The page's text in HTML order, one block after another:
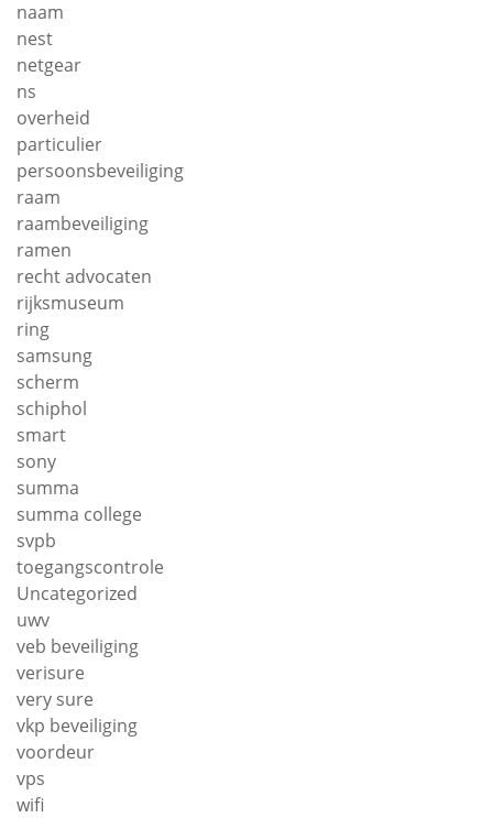
naam
nest
netgear
ns
overheid
particulier
persoonsbeveiliging
raam
raambeveiliging
ramen
recht advocaten
rijksmuseum
ring
samsung
scherm
schiphol
smart
sony
summa
summa college
svpb
toegangscontrole
Uncategorized
uwv
veb beveiliging
verisure
very sure
vkp beveiliging
voordeur
vps
wifi